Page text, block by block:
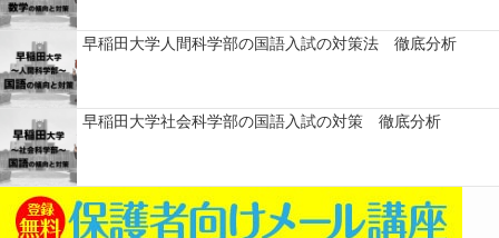
早稲田大学人間科学部の国語入試の対策法 徹底分析
早稲田大学社会科学部の国語入試の対策 徹底分析